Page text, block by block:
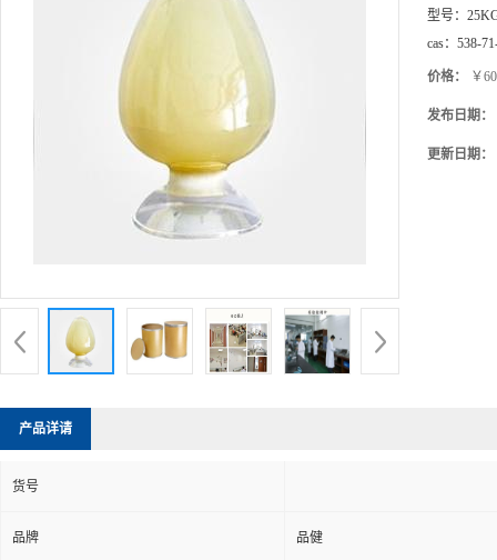
型号：
cas： 538-
价格： ￥
发布日期：
更新日期：
产品详请
货号
品牌 品健